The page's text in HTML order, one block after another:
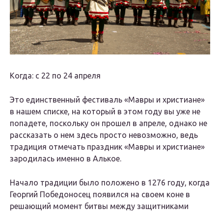
Когда: с 22 по 24 апреля
Это единственный фестиваль «Мавры и христиане»
в нашем списке, на который в этом году вы уже не
попадете, поскольку он прошел в апреле, однако не
рассказать о нем здесь просто невозможно, ведь
традиция отмечать праздник «Мавры и христиане»
зародилась именно в Алькое.
Начало традиции было положено в 1276 году, когда
Георгий Победоносец появился на своем коне в
решающий момент битвы между защитниками